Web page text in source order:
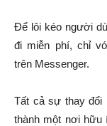
Để lôi kéo người
đi miễn phí, chỉ
trên Messenger.
Tất cả sự thay đổi
thành một nơi hữu